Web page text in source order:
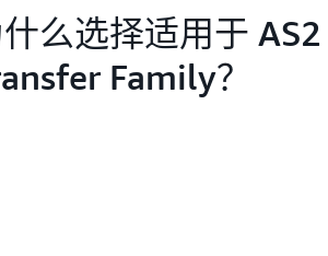
么选择适用于
Family？